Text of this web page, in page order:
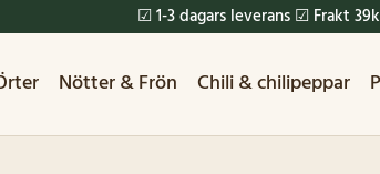
☑ 1-3 dagars leverans ☑ Frakt
Nötter & Frön Chili & chilipeppar